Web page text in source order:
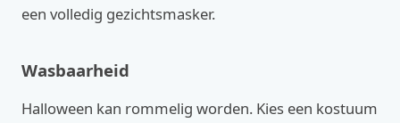
een volledig gezichtsmasker.
Wasbaarheid
Halloween kan rommelig worden. Kies een kostuum